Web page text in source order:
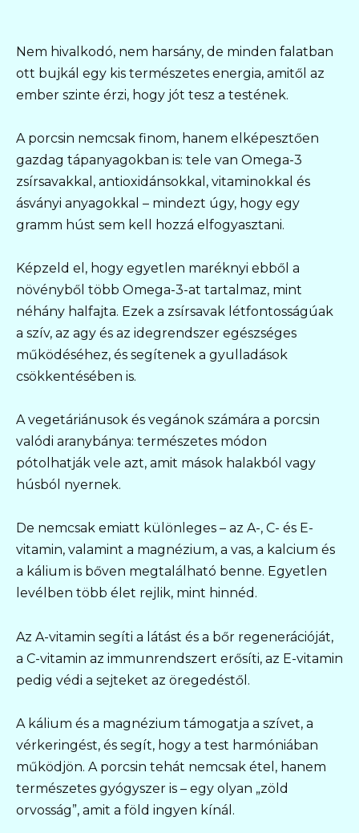
Nem hivalkodó, nem harsány, de minden falatban
ott bujkál egy kis természetes energia, amitől az
ember szinte érzi, hogy jót tesz a testének.
A porcsin nemcsak finom, hanem elképesztően
gazdag tápanyagokban is: tele van Omega-3
zsírsavakkal, antioxidánsokkal, vitaminokkal és
ásványi anyagokkal – mindezt úgy, hogy egy
gramm húst sem kell hozzá elfogyasztani.
Képzeld el, hogy egyetlen maréknyi ebből a
növényből több Omega-3-at tartalmaz, mint
néhány halfajta. Ezek a zsírsavak létfontosságúak
a szív, az agy és az idegrendszer egészséges
működéséhez, és segítenek a gyulladások
csökkentésében is.
A vegetáriánusok és vegánok számára a porcsin
valódi aranybánya: természetes módon
pótolhatják vele azt, amit mások halakból vagy
húsból nyernek.
De nemcsak emiatt különleges – az A-, C- és E-
vitamin, valamint a magnézium, a vas, a kalcium és
a kálium is bőven megtalálható benne. Egyetlen
levélben több élet rejlik, mint hinnéd.
Az A-vitamin segíti a látást és a bőr regenerációját,
a C-vitamin az immunrendszert erősíti, az E-vitamin
pedig védi a sejteket az öregedéstől.
A kálium és a magnézium támogatja a szívet, a
vérkeringést, és segít, hogy a test harmóniában
működjön. A porcsin tehát nemcsak étel, hanem
természetes gyógyszer is – egy olyan „zöld
orvosság”, amit a föld ingyen kínál.